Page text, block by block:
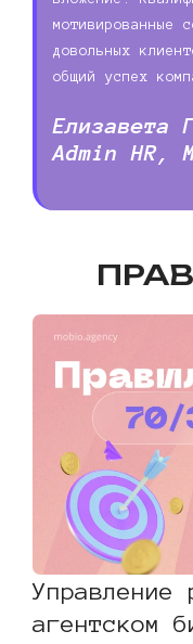
мотивированные
довольных
общий успех
Елизавета
Admin HR,
Управление
агентском